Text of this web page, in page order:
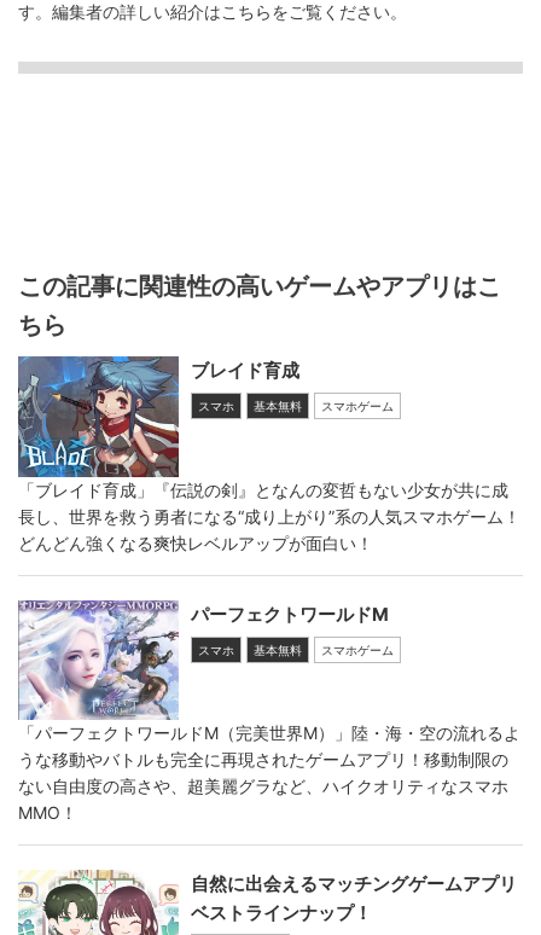
す。 編集者の詳しい紹介はこちらをご覧ください。
この記事に関連性の高いゲームやアプリはこ
ちら
ブレイド育成
スマホ 基本無料 スマホゲーム
「ブレイド育成」『伝説の剣』となんの変哲もない少女が共に成
長し、世界を救う勇者になる“成り上がり”系の人気スマホゲーム！
どんどん強くなる爽快レベルアップが面白い！
パーフェクトワールドM
スマホ 基本無料 スマホゲーム
「パーフェクトワールドM（完美世界M）」陸・海・空の流れるよ
うな移動やバトルも完全に再現されたゲームアプリ！移動制限の
ない自由度の高さや、超美麗グラなど、ハイクオリティなスマホ
MMO！
自然に出会えるマッチングゲームアプリ
ベストラインナップ！